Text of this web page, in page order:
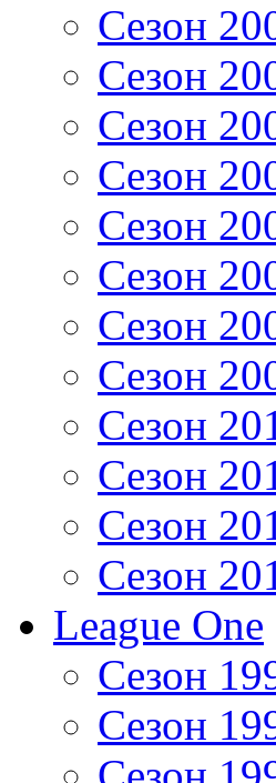
Сезон
Сезон
Сезон
Сезон
Сезон
Сезон
Сезон
Сезон
Сезон
Сезон
Сезон
Сезон
League One
Сезон
Сезон